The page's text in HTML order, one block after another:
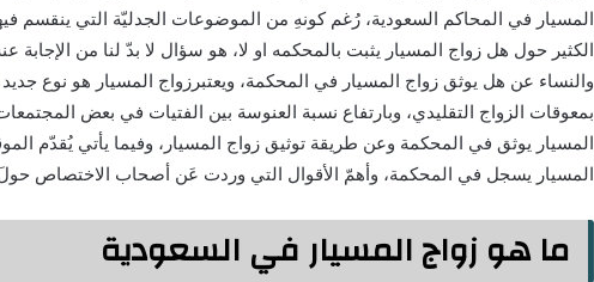
المسيار في المحاكم السعودية، رُغم كونهِ من الموضوعات الجدليّة التي ينقسم
الكثير حول هل زواج المسيار يثبت بالمحكمه او لا، هو سؤال لا بدّ لنا من الإجابة
والنساء عن هل يوثق زواج المسيار في المحكمة، ويعتبرزواج المسيار هو نوع جديد
بمعوقات الزواج التقليدي، وبارتفاع نسبة العنوسة بين الفتيات في بعض
المسيار يوثق في المحكمة وعن طريقة توثيق زواج المسيار، وفيما يأتي يُقدّم
المسيار يسجل في المحكمة، وأهمّ الأقوال التي وردت عَن أصحاب الاختصاص
ما هو زواج المسيار في السعودية